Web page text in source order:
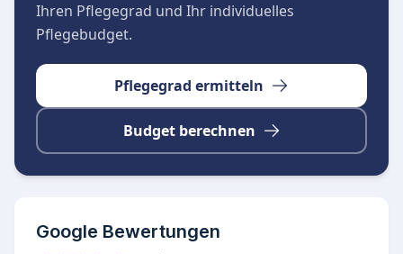
Ihren Pflegegrad und Ihr individuelles
Pflegebudget.
Pflegegrad ermitteln
Budget berechnen
Google Bewertungen